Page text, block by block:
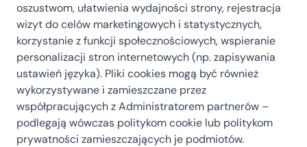
oszustwom, ułatwienia wydajności strony, rejestracja
wizyt do celów marketingowych i statystycznych,
korzystanie z funkcji społecznościowych, wspieranie
personalizacji stron internetowych (np. zapisywania
ustawień języka). Pliki cookies mogą być również
wykorzystywane i zamieszczane przez
współpracujących z Administratorem partnerów –
podlegają wówczas politykom cookie lub politykom
prywatności zamieszczających je podmiotów.